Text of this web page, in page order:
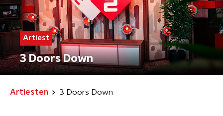
Artiest
3 Doors Down
Artiesten 3 Doors Down